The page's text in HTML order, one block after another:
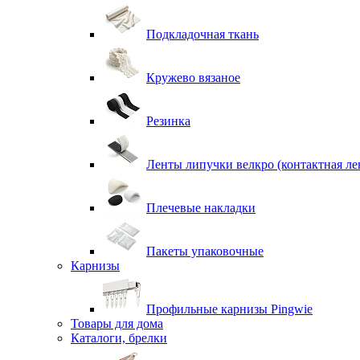
Подкладочная ткань
Кружево вязаное
Резинка
Ленты липучки велкро (контактная
Плечевые накладки
Пакеты упаковочные
Карнизы
Профильные карнизы Pingwie
Товары для дома
Каталоги, брелки